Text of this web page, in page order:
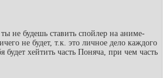
не будешь ставить спойлер на аниме-
не будет, т.к. это личное дело каждого
будет хейтить часть Поняча, при чем часть